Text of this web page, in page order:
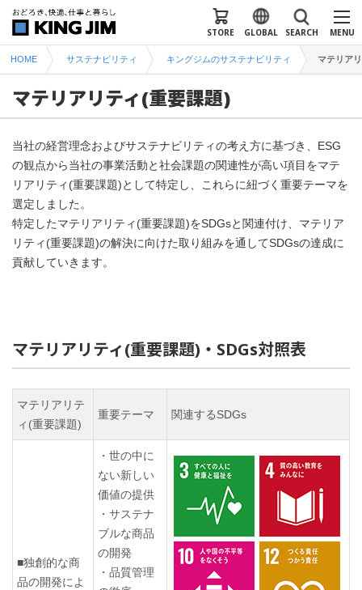
MENU
SEARCH
GLOBAL
STORE
HOME サステナビリティ キングジムのサステナビリティ マテリア
マテリアリティ(重要課題)
当社の経営理念およびサステナビリティの考え方に基づき、ESG
の観点から当社の事業活動と社会課題の関連性が高い項目をマテ
リアリティ(重要課題)として特定し、これらに紐づく重要テーマを
選定しました。​
特定したマテリアリティ(重要課題)をSDGsと関連付け、マテリア
リティ(重要課題)の解決に向けた取り組みを通してSDGsの達成に
貢献していきます。​
マテリアリティ(重要課題)・SDGs対照表
マテリアリテ
ィ(重要課題)
重要テーマ 関連するSDGs
■独創的な商
品の開発によ
・世の中に
ない新しい
価値の提供
・サステナ
ブルな商品
の開発
・品質管理